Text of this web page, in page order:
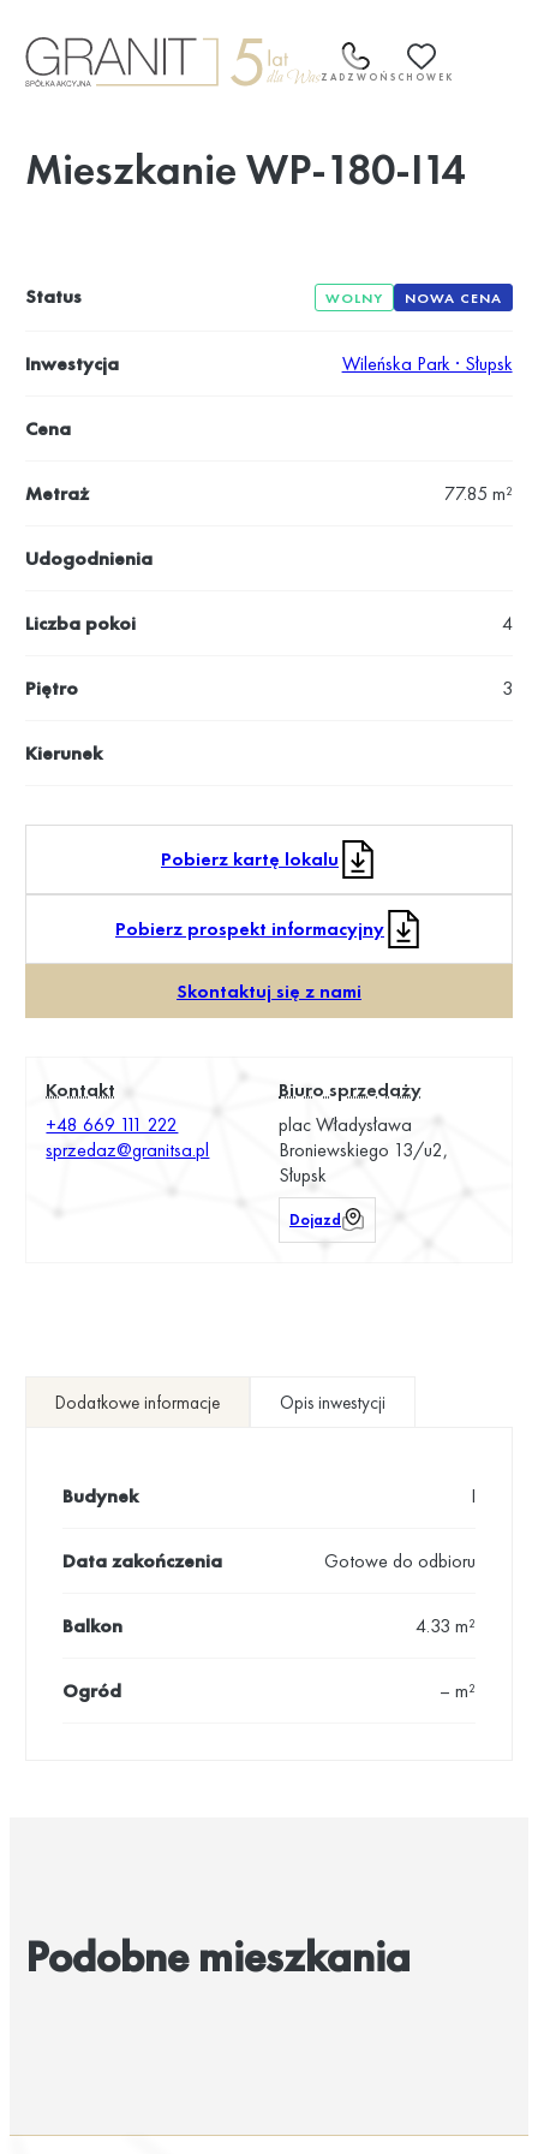
do
treści
ZADZWOŃ SCHOWEK
Dodatkowe informacje Opis inwestycji
Budynek I
Data zakończenia Gotowe do odbioru
Balkon 4.33 m²
Ogród – m²
Mieszkanie WP-180-I14
Status WOLNY NOWA CENA
Inwestycja Wileńska Park · Słupsk
Cena
Metraż 77.85 m²
Udogodnienia
Liczba pokoi 4
Piętro 3
Kierunek
Pobierz kartę lokalu
Pobierz prospekt informacyjny
Skontaktuj się z nami
Kontakt
+48 669 111 222
sprzedaz@granitsa.pl
Biuro sprzedaży
plac Władysława
Broniewskiego 13/u2,
Słupsk
Dojazd
Podobne mieszkania